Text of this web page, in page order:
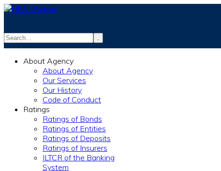
.
info@rurik.com.ua
About Agency
About Agency
Our Services
Our History
Code of Conduct
Ratings
Ratings of Bonds
Ratings of Entities
Ratings of Deposits
Ratings of Insurers
ILTCR of the Banking
System